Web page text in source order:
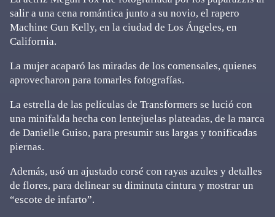
salir a una cena romántica junto a su novio, el rapero
Machine Gun Kelly, en la ciudad de Los Ángeles, en
California.
La mujer acaparó las miradas de los comensales, quienes
aprovecharon para tomarles fotografías.
La estrella de las películas de Transformers se lució con
una minifalda hecha con lentejuelas plateadas, de la marca
de Danielle Guiso, para presumir sus largas y tonificadas
piernas.
Además, usó un ajustado corsé con rayas azules y detalles
de flores, para delinear su diminuta cintura y mostrar un
“escote de infarto”.